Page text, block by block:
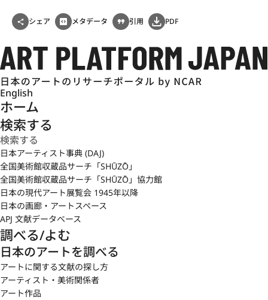
シェア メタデータ 引用 PDF
English
ホーム
検索する
日本アーティスト事典 (DAJ)
全国美術館収蔵品サーチ「SHŪZŌ」
全国美術館収蔵品サーチ「SHŪZŌ」協力館
日本の現代アート展覧会 1945年以降
日本の画廊・アートスペース
APJ 文献データベース
調べる/よむ
日本のアートを調べる
アートに関する文献の探し方
アーティスト・美術関係者
アート作品